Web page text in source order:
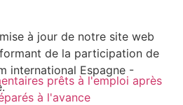
prêts à l'emploi après
à l'avance
à jour de notre site web
de la participation de
international Espagne -